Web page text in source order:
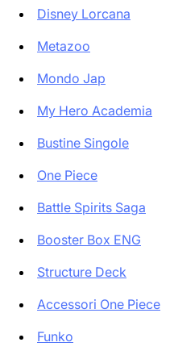
Disney Lorcana
Metazoo
Mondo Jap
My Hero Academia
Bustine Singole
One Piece
Battle Spirits Saga
Booster Box ENG
Structure Deck
Accessori One Piece
Funko